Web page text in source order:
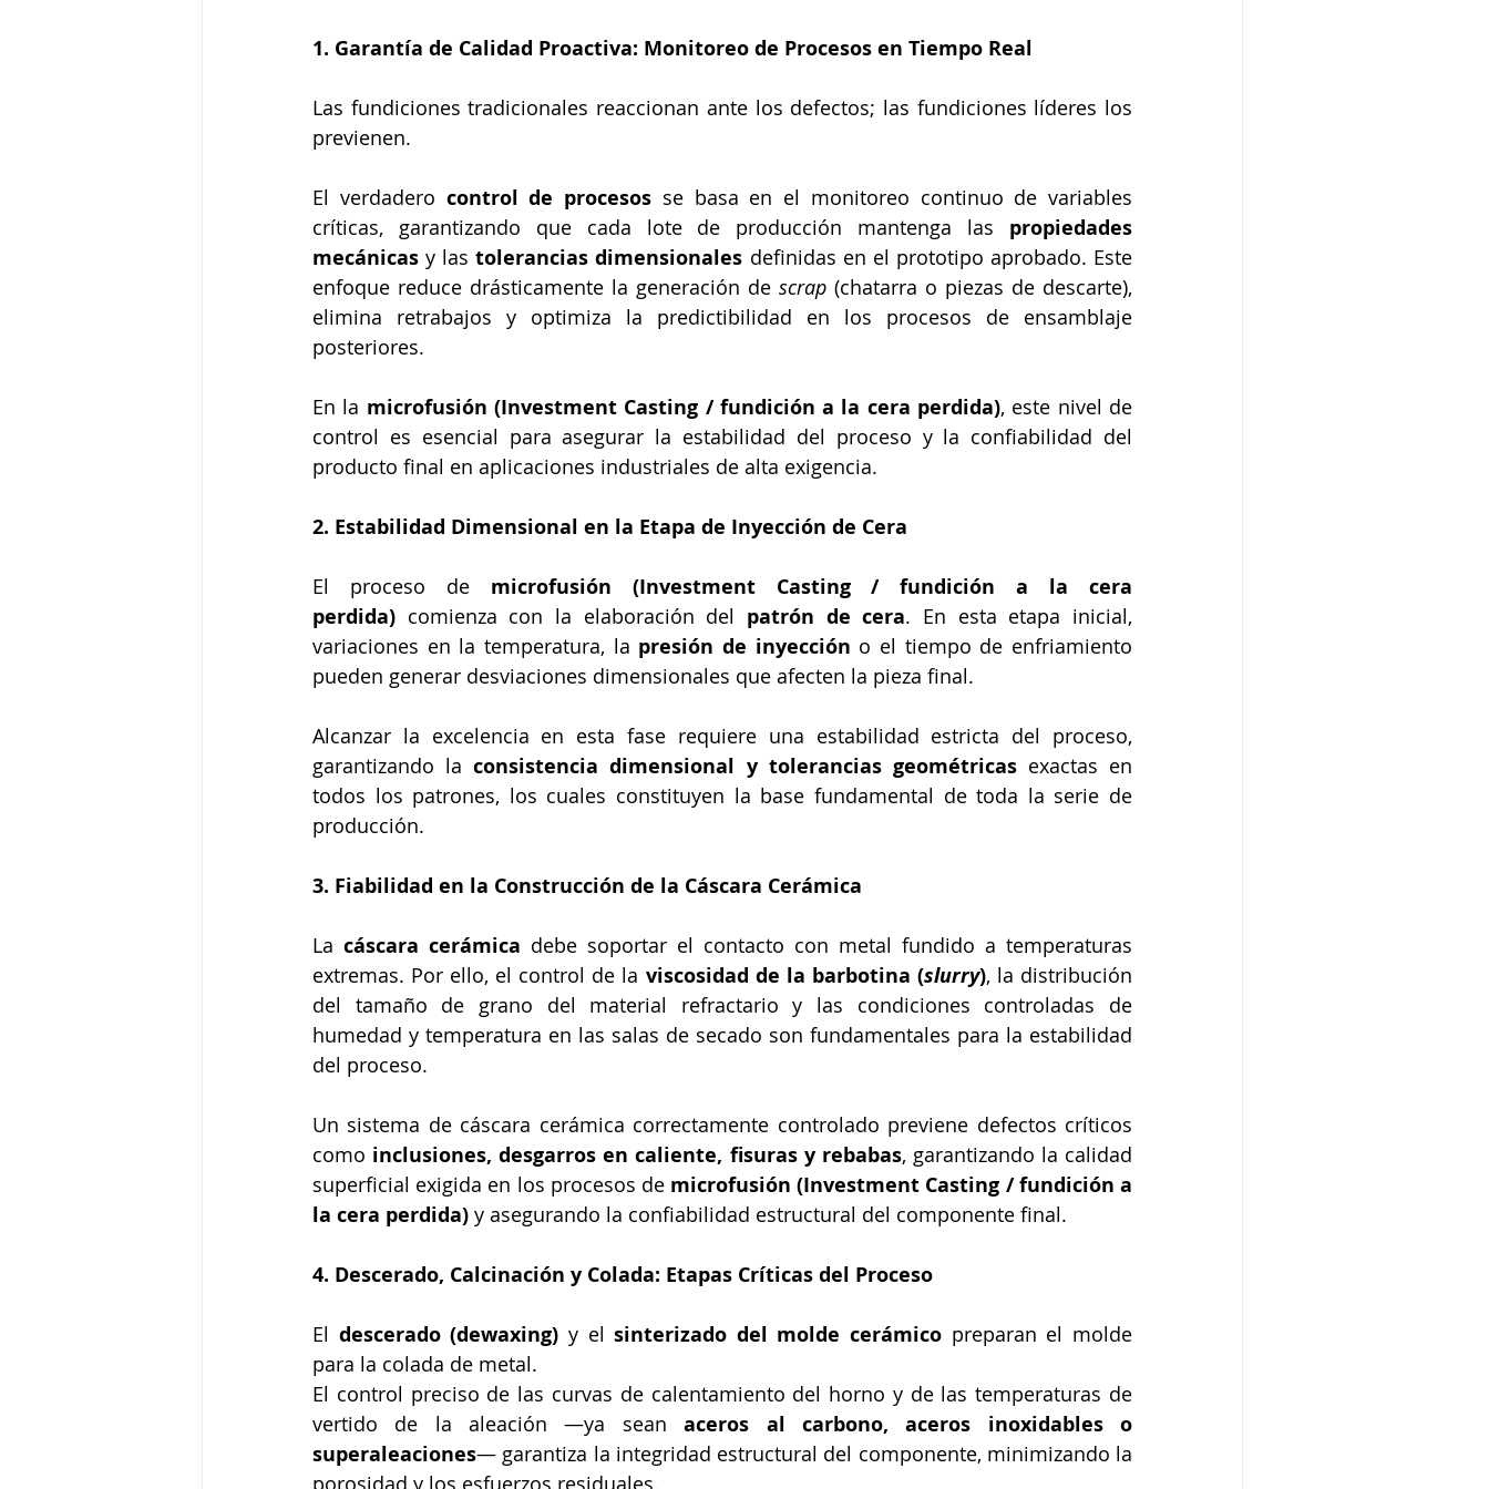
1. Garantía de Calidad Proactiva: Monitoreo de Procesos en Tiempo Real
Las fundiciones tradicionales reaccionan ante los defectos; las fundiciones líderes los
previenen.
El verdadero control de procesos se basa en el monitoreo continuo de variables
críticas, garantizando que cada lote de producción mantenga las propiedades
mecánicas y las tolerancias dimensionales definidas en el prototipo aprobado. Este
enfoque reduce drásticamente la generación de scrap (chatarra o piezas de descarte),
elimina retrabajos y optimiza la predictibilidad en los procesos de ensamblaje
posteriores.
En la microfusión (Investment Casting / fundición a la cera perdida), este nivel de
control es esencial para asegurar la estabilidad del proceso y la confiabilidad del
producto final en aplicaciones industriales de alta exigencia.
2. Estabilidad Dimensional en la Etapa de Inyección de Cera
El proceso de microfusión (Investment Casting / fundición a la cera
perdida) comienza con la elaboración del patrón de cera. En esta etapa inicial,
variaciones en la temperatura, la presión de inyección o el tiempo de enfriamiento
pueden generar desviaciones dimensionales que afecten la pieza final.
Alcanzar la excelencia en esta fase requiere una estabilidad estricta del proceso,
garantizando la consistencia dimensional y tolerancias geométricas exactas en
todos los patrones, los cuales constituyen la base fundamental de toda la serie de
producción.
3. Fiabilidad en la Construcción de la Cáscara Cerámica
La cáscara cerámica debe soportar el contacto con metal fundido a temperaturas
extremas. Por ello, el control de la viscosidad de la barbotina (slurry), la distribución
del tamaño de grano del material refractario y las condiciones controladas de
humedad y temperatura en las salas de secado son fundamentales para la estabilidad
del proceso.
Un sistema de cáscara cerámica correctamente controlado previene defectos críticos
como inclusiones, desgarros en caliente, fisuras y rebabas, garantizando la calidad
superficial exigida en los procesos de microfusión (Investment Casting / fundición a
la cera perdida) y asegurando la confiabilidad estructural del componente final.
4. Descerado, Calcinación y Colada: Etapas Críticas del Proceso
El descerado (dewaxing) y el sinterizado del molde cerámico preparan el molde
para la colada de metal.
El control preciso de las curvas de calentamiento del horno y de las temperaturas de
vertido de la aleación —ya sean aceros al carbono, aceros inoxidables o
superaleaciones— garantiza la integridad estructural del componente, minimizando la
porosidad y los esfuerzos residuales.